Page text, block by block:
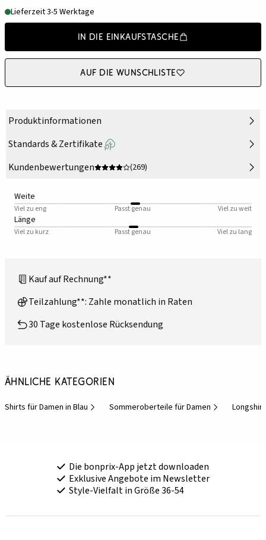
Lieferzeit 3-5 Werktage
In die Einkaufstasche
Auf die Wunschliste
Produktinformationen
Standards & Zertifikate
Kundenbewertungen
(269)
Weite
Viel zu eng Passt genau Viel zu weit
Länge
Viel zu kurz Passt genau Viel zu lang
Kauf auf Rechnung**
Teilzahlung**: Zahle monatlich in Raten
30 Tage kostenlose Rücksendung
Ähnliche Kategorien
Shirts für Damen in Blau Sommeroberteile für Damen
Die bonprix-App jetzt downloaden
Exklusive Angebote im Newsletter
Style-Vielfalt in Größe 36-54